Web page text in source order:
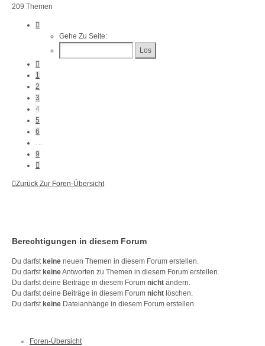
209 Themen
Gehe Zu Seite:
1
2
3
4
5
6
9
Zurück Zur Foren-Übersicht
Berechtigungen in diesem Forum
Du darfst keine neuen Themen in diesem Forum erstellen.
Du darfst keineAntworten zu Themen in diesem Forum erstellen.
Du darfst deine Beiträge in diesem Forum nicht ändern.
Du darfst deine Beiträge in diesem Forum nicht löschen.
Du darfst keine Dateianhänge in diesem Forum erstellen.
Foren-Übersicht